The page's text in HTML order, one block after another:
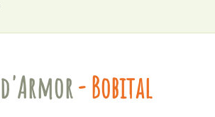
- Bobital